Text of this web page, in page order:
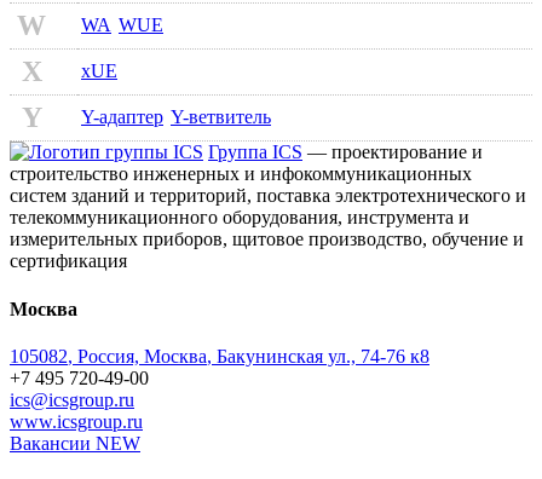
W WA WUE
X xUE
Y Y-адаптер Y-ветвитель
Группа ICS — проектирование и
строительство инженерных и инфокоммуникационных
систем зданий и территорий, поставка электротехнического и
телекоммуникационного оборудования, инструмента и
измерительных приборов, щитовое производство, обучение и
сертификация
Москва
105082, Россия, Москва, Бакунинская ул., 74-76 к8
+7 495 720-49-00
ics@icsgroup.ru
www.icsgroup.ru
Вакансии NEW